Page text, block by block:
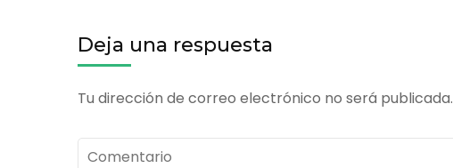
Deja una respuesta
Tu dirección de correo electrónico no será publicada.
Comentario